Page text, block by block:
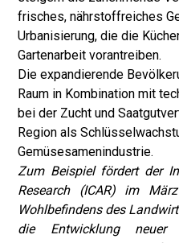
frisches, nährstoffreiches
Urbanisierung, die die
Gartenarbeit vorantreiben.
Die expandierende
Raum in Kombination mit
bei der Zucht und
Region als
Gemüsesamenindustrie.
Zum Beispiel fördert der
Research (ICAR) im
Wohlbefindens des
die Entwicklung neuer